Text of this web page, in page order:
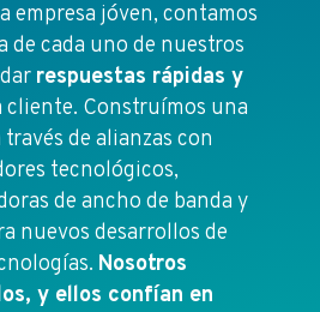
empresa jóven, contamos
de cada uno de nuestros
respuestas rápidas y
cliente. Construímos una
de alianzas con
tecnológicos,
de ancho de banda y
nuevos desarrollos de
Nosotros
y ellos confían en